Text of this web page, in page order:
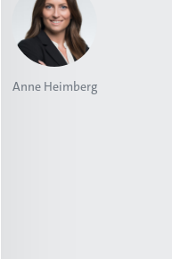
Anne Heimberg